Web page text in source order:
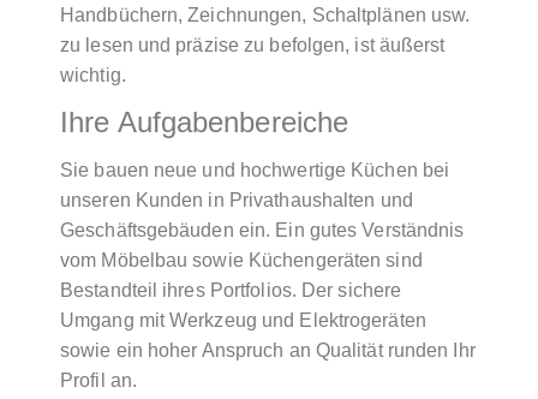
Handbüchern, Zeichnungen, Schaltplänen usw.
zu lesen und präzise zu befolgen, ist äußerst
wichtig.
Ihre Aufgabenbereiche
Sie bauen neue und hochwertige Küchen bei
unseren Kunden in Privathaushalten und
Geschäftsgebäuden ein. Ein gutes Verständnis
vom Möbelbau sowie Küchengeräten sind
Bestandteil ihres Portfolios. Der sichere
Umgang mit Werkzeug und Elektrogeräten
sowie ein hoher Anspruch an Qualität runden Ihr
Profil an.